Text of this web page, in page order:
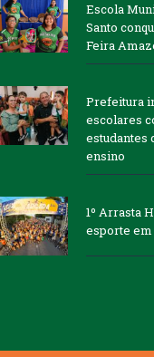
Escola
Santo
Feira
Prefeitura
escolares
estudantes
ensino
1º Arrasta
esporte em